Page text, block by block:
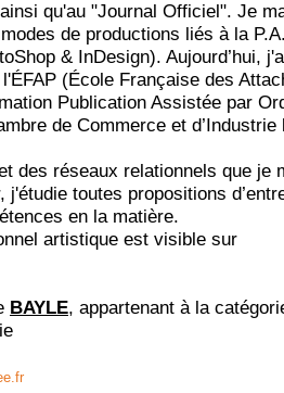
qu'au "Journal Officiel". Je
de productions liés à la
& InDesign). Aujourd’hui,
(École Française des
Publication Assistée par
de Commerce et d’Industrie
des réseaux relationnels que je
j'étudie toutes propositions
en la matière.
artistique est visible sur
BAYLE, appartenant à la